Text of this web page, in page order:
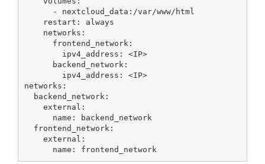
networks:
      name: frontend_network